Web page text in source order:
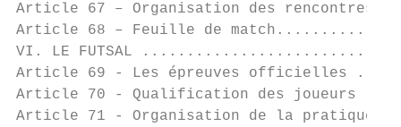
Article 67 – Organisation des
Article 68 – Feuille de
VI. LE FUTSAL
Article 69 - Les épreuves
Article 70 - Qualification des
Article 71 - Organisation de la